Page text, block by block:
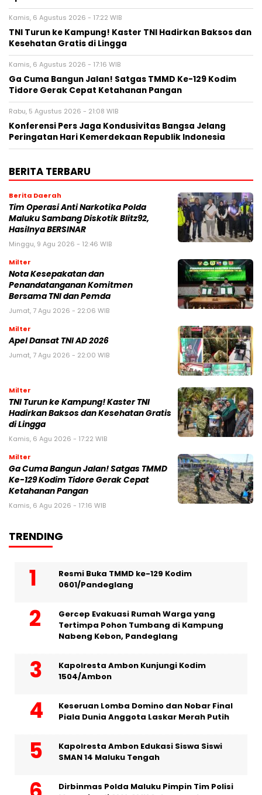
Kamis, 6 Agustus 2026 - 17:22 WIB
TNI Turun ke Kampung! Kaster TNI Hadirkan Baksos dan
Kesehatan Gratis di Lingga
Kamis, 6 Agustus 2026 - 17:16 WIB
Ga Cuma Bangun Jalan! Satgas TMMD Ke-129 Kodim
Tidore Gerak Cepat Ketahanan Pangan
Rabu, 5 Agustus 2026 - 21:08 WIB
Konferensi Pers Jaga Kondusivitas Bangsa Jelang
Peringatan Hari Kemerdekaan Republik Indonesia
BERITA TERBARU
Berita Daerah
Tim Operasi Anti Narkotika Polda
Maluku Sambang Diskotik Blitz92,
Hasilnya BERSINAR
Minggu, 9 Agu 2026 - 12:46 WIB
Milter
Nota Kesepakatan dan
Penandatanganan Komitmen
Bersama TNI dan Pemda
Jumat, 7 Agu 2026 - 22:06 WIB
Milter
Apel Dansat TNI AD 2026
Jumat, 7 Agu 2026 - 22:00 WIB
Milter
TNI Turun ke Kampung! Kaster TNI
Hadirkan Baksos dan Kesehatan Gratis
di Lingga
Kamis, 6 Agu 2026 - 17:22 WIB
Milter
Ga Cuma Bangun Jalan! Satgas TMMD
Ke-129 Kodim Tidore Gerak Cepat
Ketahanan Pangan
Kamis, 6 Agu 2026 - 17:16 WIB
TRENDING
Resmi Buka TMMD ke-129 Kodim
0601/Pandeglang
Gercep Evakuasi Rumah Warga yang
Tertimpa Pohon Tumbang di Kampung
Nabeng Kebon, Pandeglang
Kapolresta Ambon Kunjungi Kodim
1504/Ambon
Keseruan Lomba Domino dan Nobar Final
Piala Dunia Anggota Laskar Merah Putih
Kapolresta Ambon Edukasi Siswa Siswi
SMAN 14 Maluku Tengah
Dirbinmas Polda Maluku Pimpin Tim Polisi